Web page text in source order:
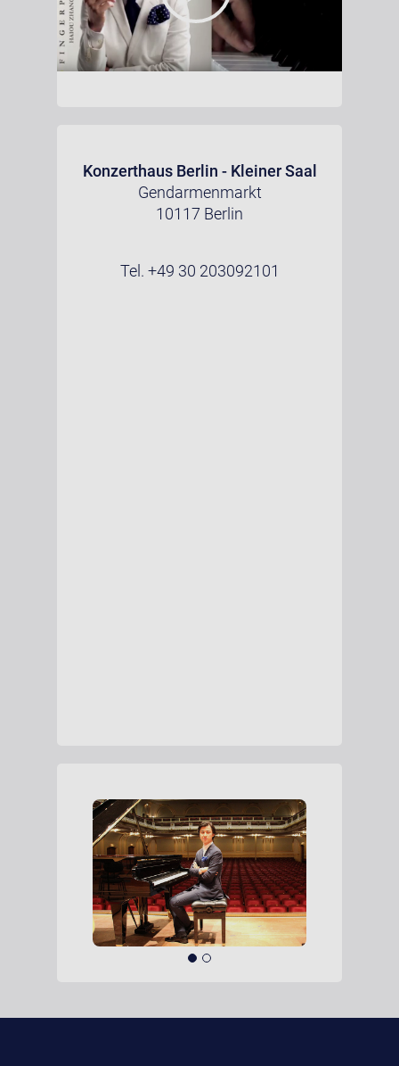
Konzerthaus Berlin - Kleiner Saal
Gendarmenmarkt
10117 Berlin
Tel. +49 30 203092101